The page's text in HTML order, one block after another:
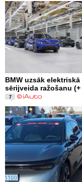
BMW uzsāk elektriskā
sērijveida ražošanu (+
7